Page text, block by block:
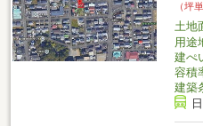
（坪
土地
用途
建ぺ
容積
建築